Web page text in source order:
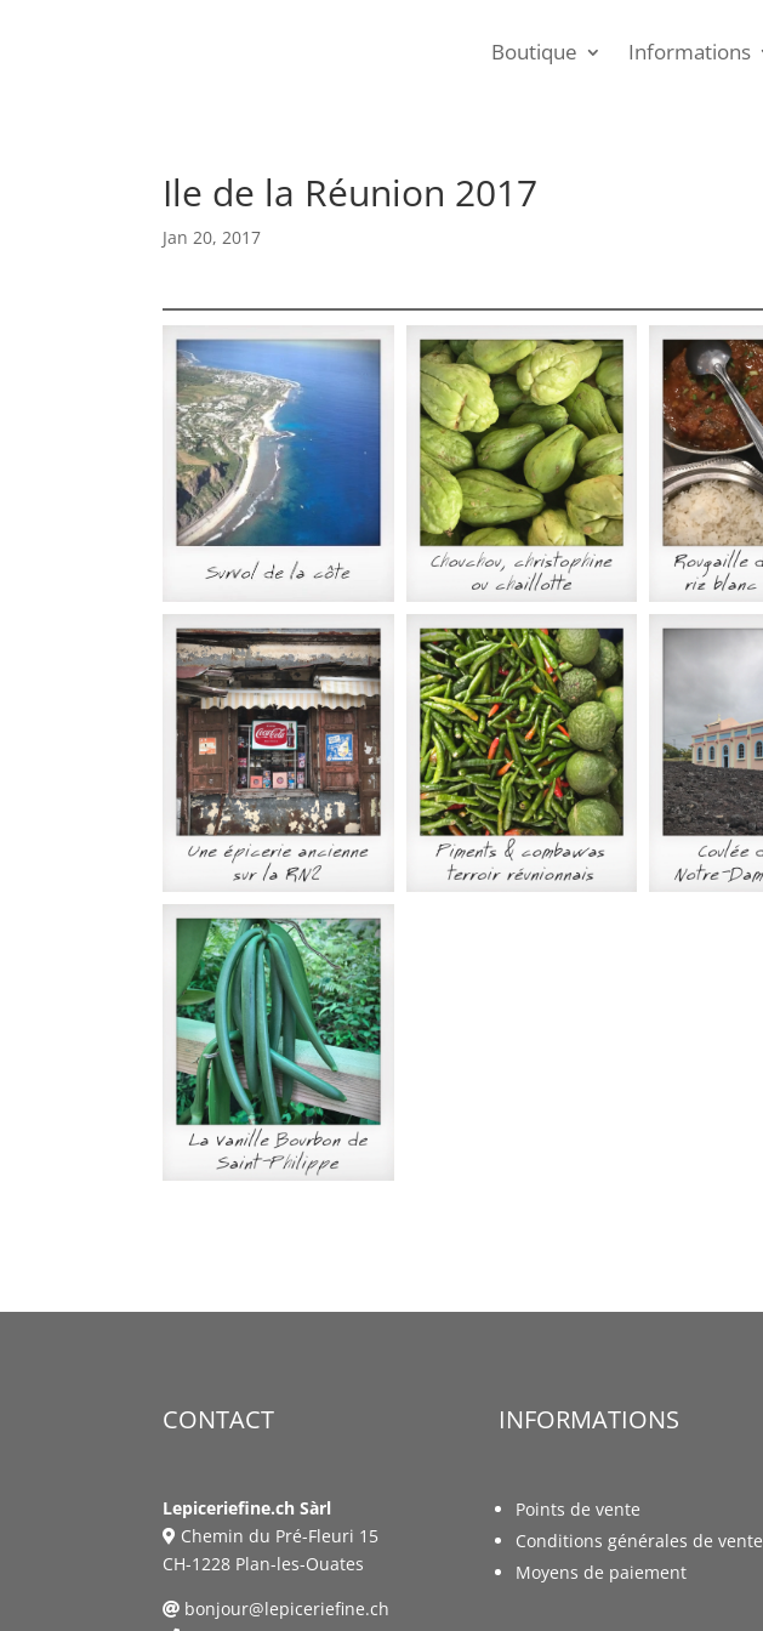
Boutique Informations
Ile de la Réunion 2017
Jan 20, 2017
CONTACT
Lepiceriefine.ch Sàrl
Chemin du Pré-Fleuri 15
CH-1228 Plan-les-Ouates
bonjour@lepiceriefine.ch
INFORMATIONS
Points de vente
Conditions générales de vente
Moyens de paiement